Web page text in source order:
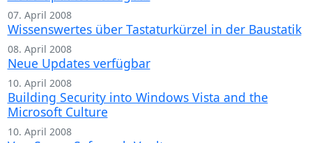
07. April 2008
Wissenswertes über Tastaturkürzel in der Baustatik
08. April 2008
Neue Updates verfügbar
10. April 2008
Building Security into Windows Vista and the
Microsoft Culture
10. April 2008